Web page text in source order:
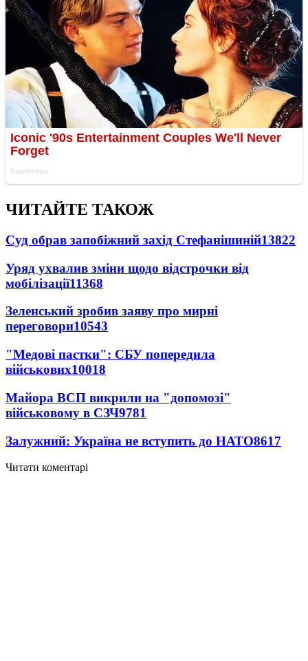
ЧИТАЙТЕ ТАКОЖ
Суд обрав запобіжний захід Стефанішиній13822
Уряд ухвалив зміни щодо відстрочки від
мобілізації11368
Зеленський зробив заяву про мирні
переговори10543
"Медові пастки": СБУ попередила
військових10018
Майора ВСП викрили на "допомозі"
військовому в СЗЧ9781
Залужний: Україна не вступить до НАТО8617
Читати коментарі